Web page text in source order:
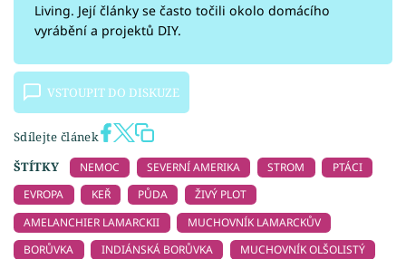
Living. Její články se často točili okolo domácího
vyrábění a projektů DIY.
VSTOUPIT DO DISKUZE
Sdílejte článek
ŠTÍTKY
NEMOC SEVERNÍ AMERIKA STROM
PTÁCI
EVROPA
KEŘ PŮDA
ŽIVÝ PLOT
AMELANCHIER LAMARCKII
MUCHOVNÍK LAMARCKŮV
BORŮVKA
INDIÁNSKÁ BORŮVKA
MUCHOVNÍK OLŠOLISTÝ